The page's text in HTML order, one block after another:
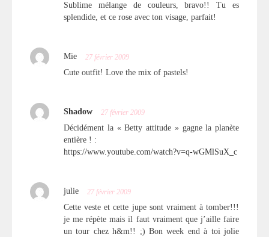
Sublime mélange de couleurs, bravo!! Tu es
splendide, et ce rose avec ton visage, parfait!
Mie 27 février 2009
Cute outfit! Love the mix of pastels!
Shadow 27 février 2009
Décidément la « Betty attitude » gagne la planète
entière ! :
https://www.youtube.com/watch?v=q-wGMlSuX_c
julie 27 février 2009
Cette veste et cette jupe sont vraiment à tomber!!!
je me répète mais il faut vraiment que j’aille faire
un tour chez h&m!! ;) Bon week end à toi jolie